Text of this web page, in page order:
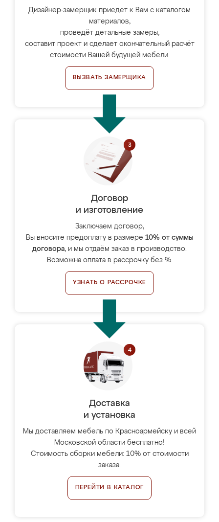
Дизайнер-замерщик приедет к Вам с каталогом
материалов,
проведёт детальные замеры,
составит проект и сделает окончательный расчёт
стоимости Вашей будущей мебели.
ВЫЗВАТЬ ЗАМЕРЩИКА
Договор
и изготовление
Заключаем договор,
Вы вносите предоплату в размере 10% от суммы
договора, и мы отдаём заказ в производство.
Возможна оплата в рассрочку без %.
УЗНАТЬ О РАССРОЧКЕ
Доставка
и установка
Мы доставляем мебель по Красноармейску и всей
Московской области бесплатно!
Стоимость сборки мебели: 10% от стоимости
заказа.
ПЕРЕЙТИ В КАТАЛОГ